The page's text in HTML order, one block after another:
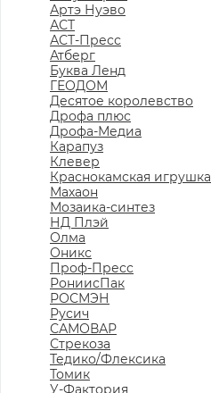
Артэ Нуэво
АСТ
АСТ-Пресс
Атберг
Буква Ленд
ГЕОДОМ
Десятое королевство
Дрофа плюс
Дрофа-Медиа
Карапуз
Клевер
Краснокамская игрушка
Махаон
Мозаика-синтез
НД Плэй
Олма
Оникс
Проф-Пресс
РониисПак
РОСМЭН
Русич
САМОВАР
Стрекоза
Тедико/Флексика
Томик
У-Фактория